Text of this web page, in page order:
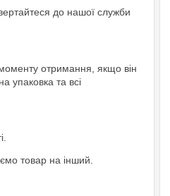
до нашої служби
отримання, якщо він
упаковка та всі
товар на інший.